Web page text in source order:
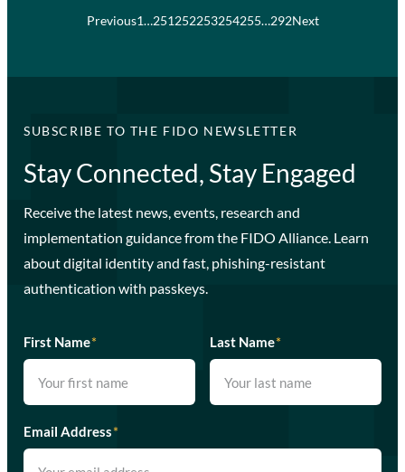
Previous1…251252253254255…292Next
SUBSCRIBE TO THE FIDO NEWSLETTER
Stay Connected, Stay Engaged
Receive the latest news, events, research and
implementation guidance from the FIDO Alliance. Learn
about digital identity and fast, phishing-resistant
authentication with passkeys.
First Name* Last Name*
Email Address*